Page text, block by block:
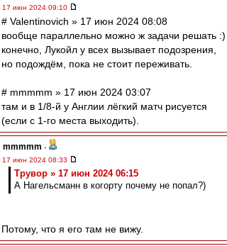
17 июн 2024 09:10
# Valentinovich » 17 июн 2024 08:08
вообще параллельно можно ж задачи решать :)
конечно, Лукойл у всех вызывает подозрения,
но подождём, пока не стоит переживать.
# mmmmm » 17 июн 2024 03:07
там и в 1/8-й у Англии лёгкий матч рисуется
(если с 1-го места выходить).
mmmmm -
17 июн 2024 08:33
Трувор » 17 июн 2024 06:15
А Нагельсманн в когорту почему не попал?)
Потому, что я его там не вижу.